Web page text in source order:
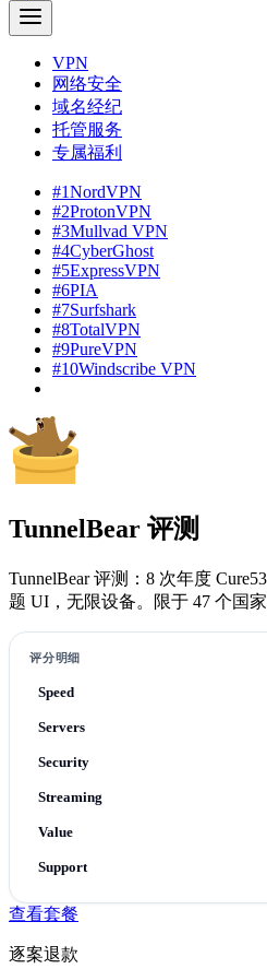
VPN
网络安全
域名经纪
托管服务
专属福利
#1NordVPN
#2ProtonVPN
#3Mullvad VPN
#4CyberGhost
#5ExpressVPN
#6PIA
#7Surfshark
#8TotalVPN
#9PureVPN
#10Windscribe VPN
TunnelBear 评测
TunnelBear 评测：8 次年度
题 UI，无限设备。限于 47 个国
评分明细
Speed
Servers
Security
Streaming
Value
Support
查看套餐
逐案退款